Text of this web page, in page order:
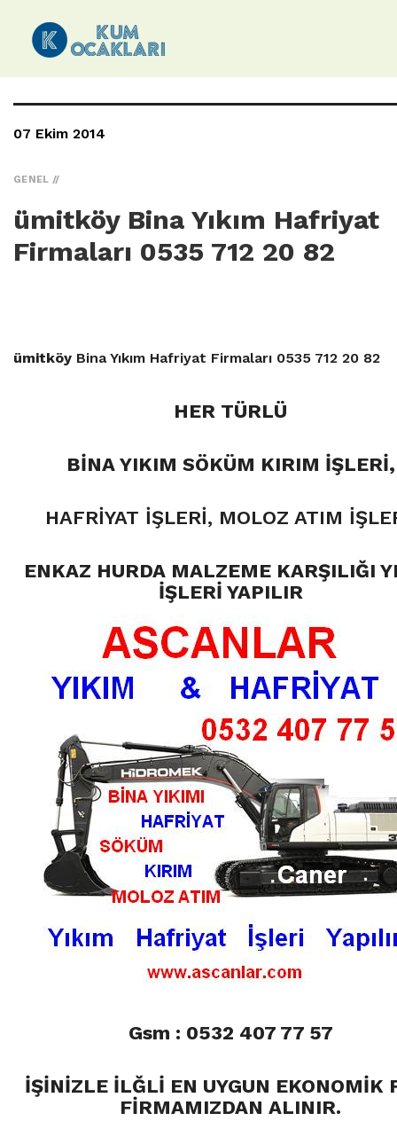
07 Ekim 2014
GENEL
ümitköy Bina Yıkım Hafriyat
Firmaları 0535 712 20 82
ümitköy Bina Yıkım Hafriyat Firmaları 0535 712 20 82
HER TÜRLÜ
BİNA YIKIM SÖKÜM KIRIM İŞLERİ,
HAFRİYAT İŞLERİ, MOLOZ ATIM
ENKAZ HURDA MALZEME KARŞILIĞI
İŞLERİ YAPILIR
Gsm : 0532 407 77 57
İŞİNİZLE İLĞLİ EN UYGUN EKONOMİK
FİRMAMIZDAN ALINIR.